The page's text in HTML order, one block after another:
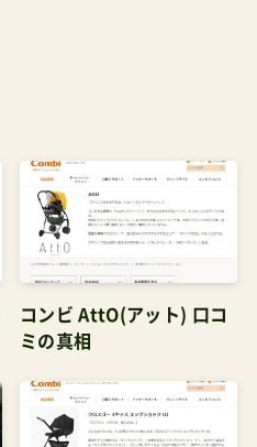
コンビ AttO(アット) 口コ
ミの真相